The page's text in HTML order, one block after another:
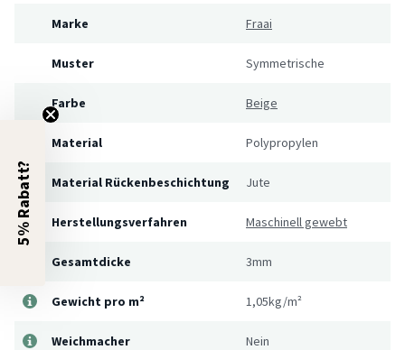
Marke Fraai
Muster Symmetrische
Farbe Beige
Material Polypropylen
Material Rückenbeschichtung Jute
Herstellungsverfahren Maschinell gewebt
Gesamtdicke 3mm
Gewicht pro m² 1,05kg/m²
Weichmacher Nein
5% Rabatt?